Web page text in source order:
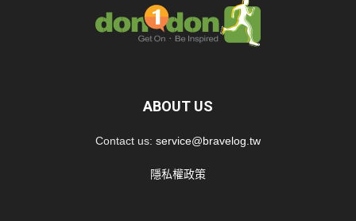
ABOUT US
Contact us: service@bravelog.tw
隱私權政策